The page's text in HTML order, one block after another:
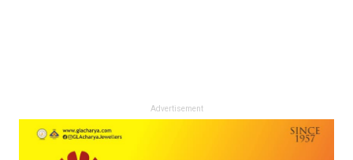
Advertisement